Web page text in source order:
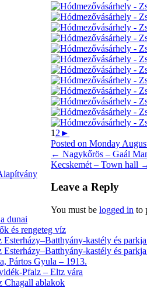
1 2 ►
Posted on Monday
← Nagykőrös – Gaál
Kecskemét – Town hall
Leave a Reply
You must be logged in to
dunai
és rengeteg víz
kastély és
kastély és
Pártos Gyula – 1913.
Pfalz – Eltz vára
Chagall ablakok